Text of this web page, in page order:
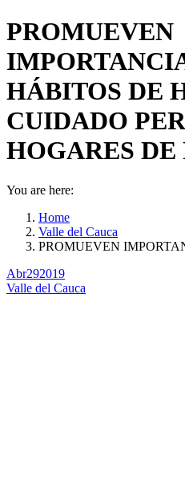
PROMUEVEN
HÁBITOS DE
CUIDADO
HOGARES DE
You are here:
Home
Valle del Cauca
PROMUEVEN
Abr292019
Valle del Cauca